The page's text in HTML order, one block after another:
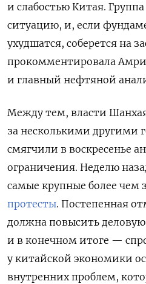
и слабостью Китая.
ситуацию, и, если
ухудшатся, соберется на
прокомментировала
и главный нефтяной
Между тем, власти
за несколькими другими
смягчили в воскресенье
ограничения. Неделю
самые крупные более чем
протесты. Постепенная
должна повысить деловую
и в конечном итоге —
у китайской экономики
внутренних проблем,